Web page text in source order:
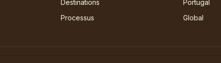
Destinations
Processus
Portugal
Global